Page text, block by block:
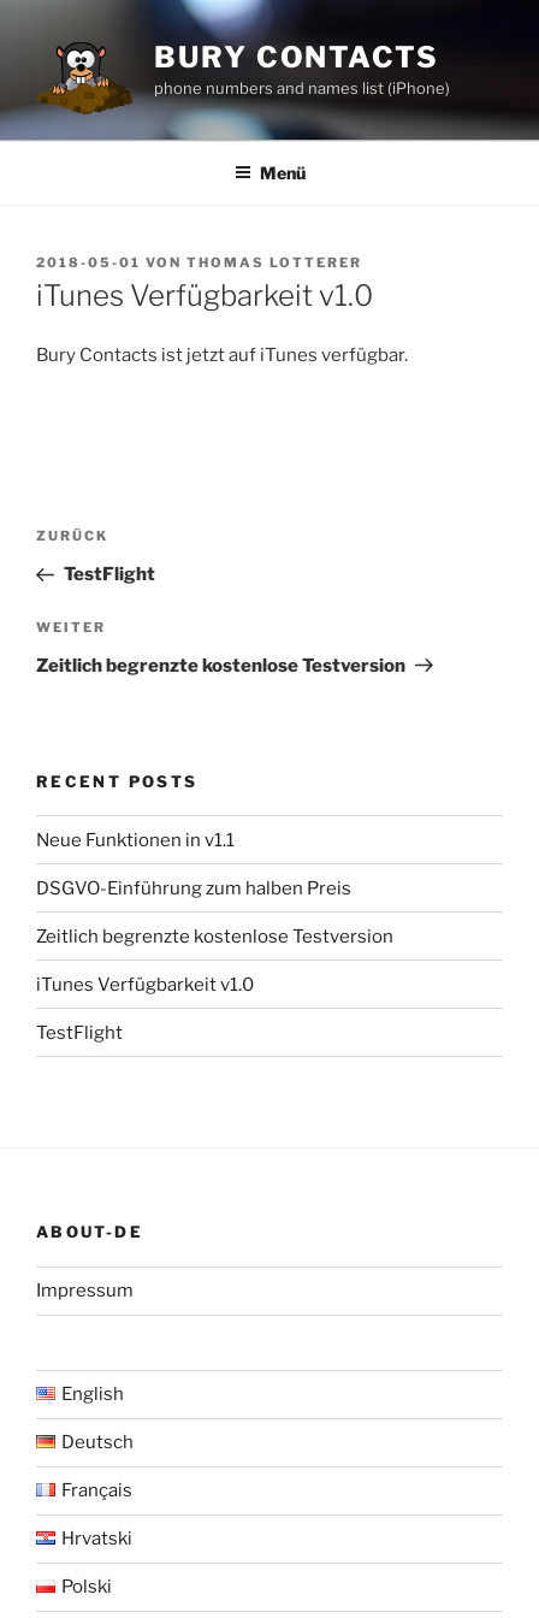
springen
BURY CONTACTS
phone numbers and names list (iPhone)
Menü
VERÖFFENTLICHT
AM
2018-05-01 VON THOMAS LOTTERER
iTunes Verfügbarkeit v1.0
Bury Contacts ist jetzt auf iTunes verfügbar.
Post
Vorheriger
Beitrag
ZURÜCK
TestFlight
Nächster
Beitrag
WEITER
Zeitlich begrenzte kostenlose Testversion
RECENT POSTS
Neue Funktionen in v1.1
DSGVO-Einführung zum halben Preis
Zeitlich begrenzte kostenlose Testversion
iTunes Verfügbarkeit v1.0
TestFlight
ABOUT-DE
Impressum
English
Deutsch
Français
Hrvatski
Polski